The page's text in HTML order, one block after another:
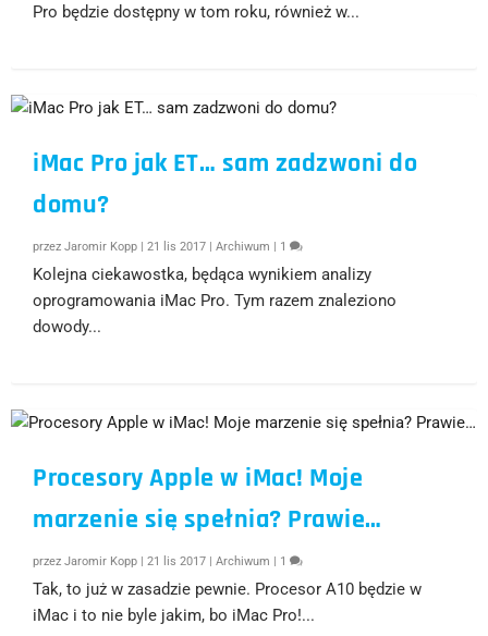
Pro będzie dostępny w tom roku, również w...
iMac Pro jak ET… sam zadzwoni do
domu?
przezJaromir Kopp |21 lis 2017 |Archiwum | 1
Kolejna ciekawostka, będąca wynikiem analizy
oprogramowania iMac Pro. Tym razem znaleziono
dowody...
Procesory Apple w iMac! Moje
marzenie się spełnia? Prawie…
przezJaromir Kopp |21 lis 2017 |Archiwum | 1
Tak, to już w zasadzie pewnie. Procesor A10 będzie w
iMac i to nie byle jakim, bo iMac Pro!...